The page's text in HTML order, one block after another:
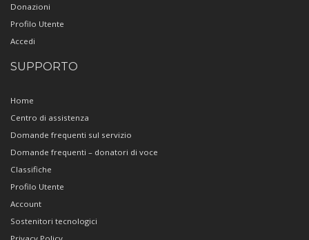
Donazioni
Profilo Utente
Accedi
SUPPORTO
Home
Centro di assistenza
Domande frequenti sul servizio
Domande frequenti – donatori di voce
Classifiche
Profilo Utente
Account
Sostenitori tecnologici